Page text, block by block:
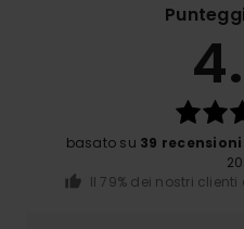
basato su 39
Il 79% dei nostri